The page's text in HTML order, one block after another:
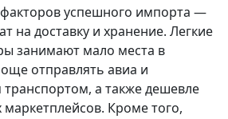
успешного импорта —
на доставку и хранение. Легкие
занимают мало места в
отправлять авиа и
а также дешевле
маркетплейсов. Кроме того,